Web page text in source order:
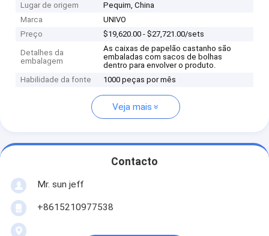
Lugar de origem
Pequim, China
Marca
UNIVO
Preço
$19,620.00 - $27,721.00/sets
Detalhes da
embalagem
As caixas de papelão castanho são
embaladas com sacos de bolhas
dentro para envolver o produto.
Habilidade da fonte
1000 peças por mês
Veja mais
Contacto
Mr. sun jeff
+8615210977538